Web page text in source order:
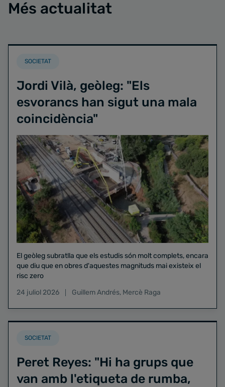
Més actualitat
SOCIETAT
Jordi Vilà, geòleg: "Els
esvorancs han sigut una mala
coincidència"
El geòleg subratlla que els estudis són molt complets, encara
que diu que en obres d'aquestes magnituds mai existeix el
risc zero
24 juliol 2026
Guillem Andrés, Mercè Raga
SOCIETAT
Peret Reyes: "Hi ha grups que
van amb l'etiqueta de rumba,